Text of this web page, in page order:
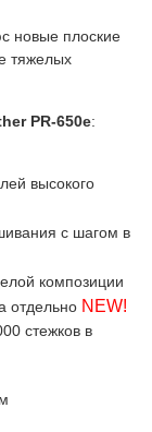
новые плоские
тяжелых
PR-650e:
высокого
с шагом в
композиции
отдельно NEW!
стежков в